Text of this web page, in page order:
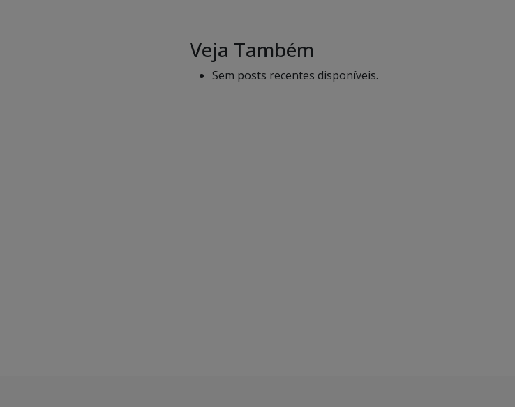
Veja Também
Sem posts recentes disponíveis.